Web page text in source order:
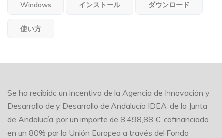
Windows インストール ダウンロード
使い方
Se ha recibido un incentivo de la Agencia de Innovación y
Desarrollo de y Desarrollo de Andalucía IDEA, de la Junta
de Andalucía, por un importe de 8.498,88 €, cofinanciado
en un 80% por la Unión Europea a través del Fondo